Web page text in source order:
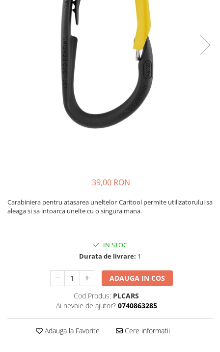
Lopeti de zapada / avalansa
Imbracaminte de corp
39,00 RON
Carabiniera pentru atasarea uneltelor Caritool permite utilizatorului sa
aleaga si sa intoarca unelte cu o singura mana.
IN STOC
Durata de livrare: 1
ADAUGA IN COS
Cod Produs: PLCARS
Ai nevoie de ajutor? 0740863285
Adauga la Favorite Cere informatii